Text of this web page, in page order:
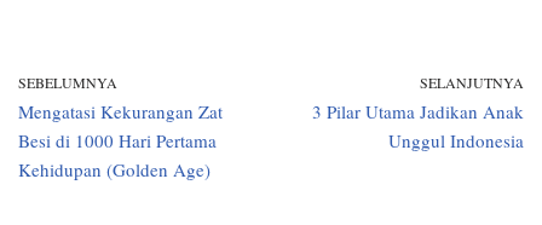
SEBELUMNYA
Mengatasi Kekurangan Zat
Besi di 1000 Hari Pertama
Kehidupan (Golden Age)
SELANJUTNYA
3 Pilar Utama Jadikan Anak
Unggul Indonesia